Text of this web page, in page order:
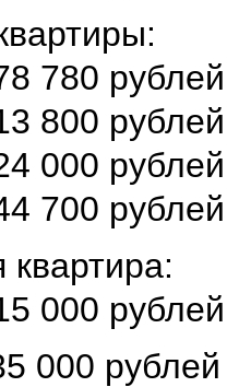
780 рублей
800 рублей
000 рублей
700 рублей
квартира:
000 рублей
000 рублей